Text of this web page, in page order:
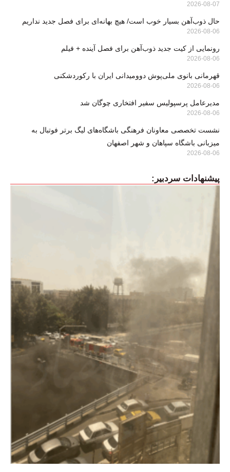
2026-08-07
حال ذوب‌آهن بسیار خوب است/ هیچ بهانه‌ای برای فصل جدید نداریم
2026-08-06
رونمایی از کیت جدید ذوب‌آهن برای فصل آینده + فیلم
2026-08-06
قهرمانی بانوی ملی‌پوش دوومیدانی ایران با رکوردشکنی
2026-08-06
مدیرعامل پرسپولیس سفیر افتخاری چوگان شد
2026-08-06
نشست تخصصی معاونان فرهنگی باشگاه‌های لیگ برتر فوتبال به
میزبانی باشگاه سپاهان و شهر اصفهان
2026-08-06
پیشنهادات سردبیر: